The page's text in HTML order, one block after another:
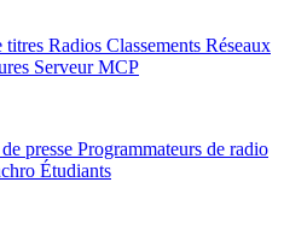
titres Radios Classements Réseaux
Serveur MCP
presse Programmateurs de radio
Étudiants